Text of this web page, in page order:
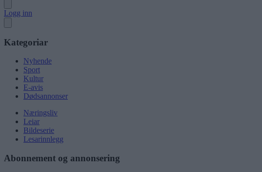
Logg inn
Kategoriar
Nyhende
Sport
Kultur
E-avis
Dødsannonser
Næringsliv
Leiar
Bildeserie
Lesarinnlegg
Abonnement og annonsering